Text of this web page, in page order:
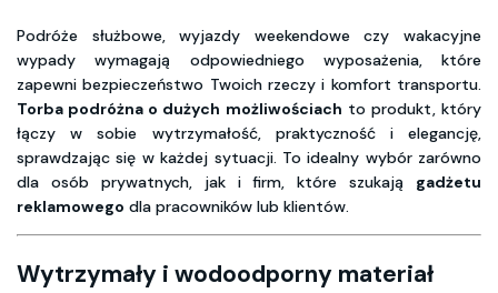
Podróże służbowe, wyjazdy weekendowe czy wakacyjne
wypady wymagają odpowiedniego wyposażenia, które
zapewni bezpieczeństwo Twoich rzeczy i komfort transportu.
Torba podróżna o dużych możliwościach to produkt, który
łączy w sobie wytrzymałość, praktyczność i elegancję,
sprawdzając się w każdej sytuacji. To idealny wybór zarówno
dla osób prywatnych, jak i firm, które szukają gadżetu
reklamowego dla pracowników lub klientów.
Wytrzymały i wodoodporny materiał